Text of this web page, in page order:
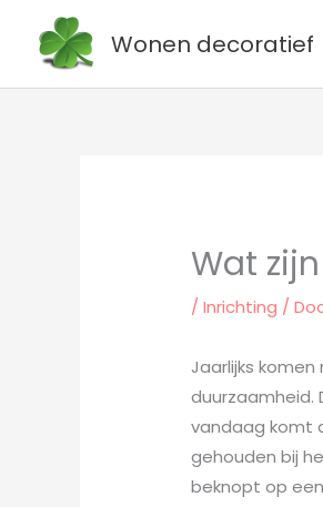
Wonen decoratief
Wat
/Inrichting /
Jaarlijks
duurzaamheid.
vandaag komt
gehouden bij
beknopt op